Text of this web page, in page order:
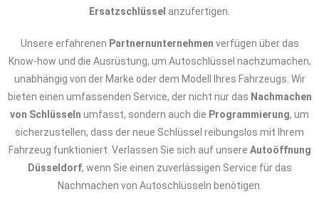
Ersatzschlüssel anzufertigen.
Unsere erfahrenen Partnernunternehmen verfügen über das
Know-how und die Ausrüstung, um Autoschlüssel nachzumachen,
unabhängig von der Marke oder dem Modell Ihres Fahrzeugs. Wir
bieten einen umfassenden Service, der nicht nur das Nachmachen
von Schlüsseln umfasst, sondern auch die Programmierung, um
sicherzustellen, dass der neue Schlüssel reibungslos mit Ihrem
Fahrzeug funktioniert. Verlassen Sie sich auf unsere Autoöffnung
Düsseldorf, wenn Sie einen zuverlässigen Service für das
Nachmachen von Autoschlüsseln benötigen.